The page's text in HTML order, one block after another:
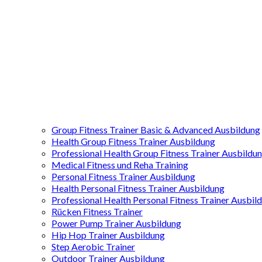
Group Fitness Trainer Basic & Advanced Ausbildung
Health Group Fitness Trainer Ausbildung
Professional Health Group Fitness Trainer
Medical Fitness und Reha Training
Personal Fitness Trainer Ausbildung
Health Personal Fitness Trainer Ausbildung
Professional Health Personal Fitness Trainer
Rücken Fitness Trainer
Power Pump Trainer Ausbildung
Hip Hop Trainer Ausbildung
Step Aerobic Trainer
Outdoor Trainer Ausbildung